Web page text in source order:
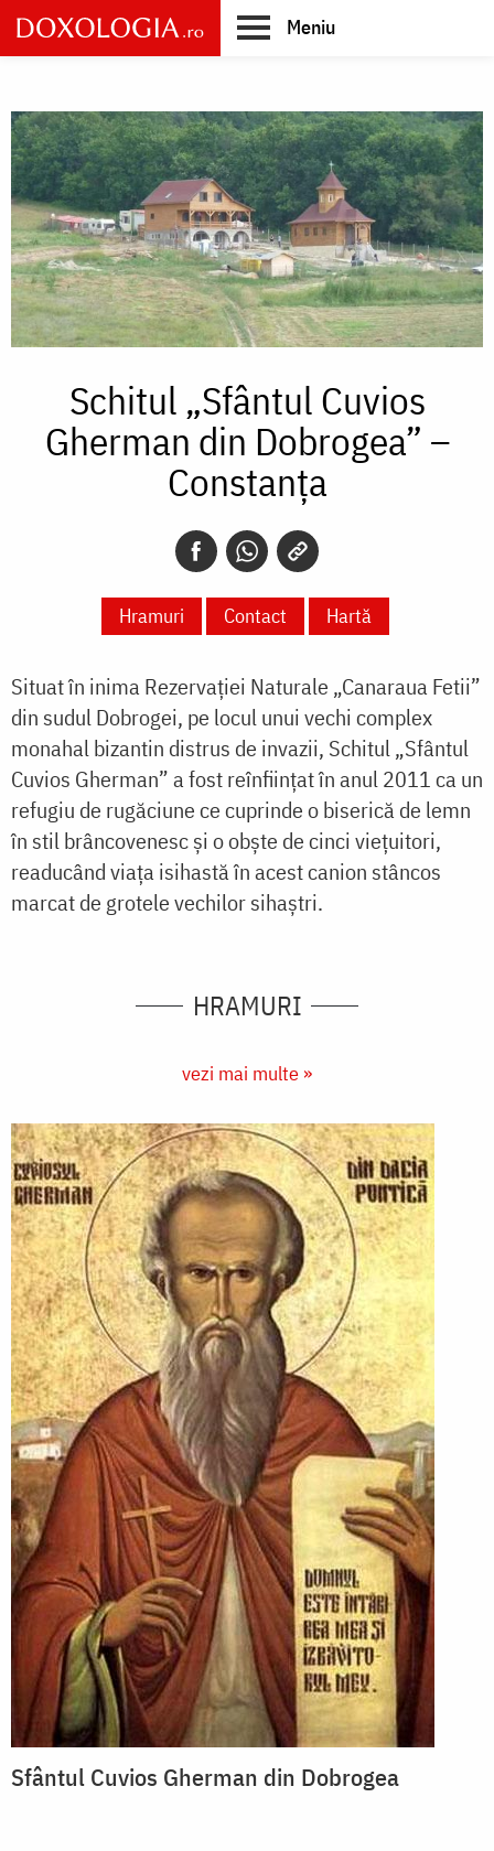
Skip
to
main
Meniu
Schitul „Sfântul Cuvios
Gherman din Dobrogea” –
Constanța
Hramuri Contact Hartă
Situat în inima Rezervației Naturale „Canaraua Fetii”
din sudul Dobrogei, pe locul unui vechi complex
monahal bizantin distrus de invazii, Schitul „Sfântul
Cuvios Gherman” a fost reînființat în anul 2011 ca un
refugiu de rugăciune ce cuprinde o biserică de lemn
în stil brâncovenesc și o obște de cinci viețuitori,
readucând viața isihastă în acest canion stâncos
marcat de grotele vechilor sihaștri.
HRAMURI
vezi mai multe »
Sfântul Cuvios Gherman din Dobrogea